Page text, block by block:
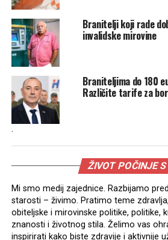
Branitelji koji rade
invalidske mirovine
Braniteljima do 180
Različite tarife za
.
ŽIVOT POČINJE
Mi smo medij zajednice. Razbijamo
starosti – živimo. Pratimo teme
obiteljske i mirovinske politike, politike,
znanosti i životnog stila. Želimo vas
inspirirati kako biste zdravije i aktivnije